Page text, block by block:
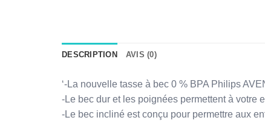
DESCRIPTION AVIS (0)
‘-La nouvelle tasse à bec 0 % BPA Philips
-Le bec dur et les poignées permettent à votre
-Le bec incliné est conçu pour permettre aux